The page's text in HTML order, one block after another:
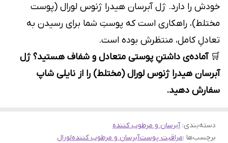
خودش را دارد. ژل آبرسان هیدرا ژنوس لورال (پوست
مختلط)، راهکاری است که پوستِ شما برای رسیدن به
تعادلِ کامل، منتظرش بوده است.
🛒آماده‌ی داشتنِ پوستی متعادل و شفاف هستید؟ ژل
آبرسان هیدرا ژنوس لورال (مختلط) را از نایلی شاپ
سفارش دهید.
دسته‌بندی:آبرسان و مرطوب کننده
برچسب‌ها :مراقبت پوستآبرسان و مرطوب کنندهلورال